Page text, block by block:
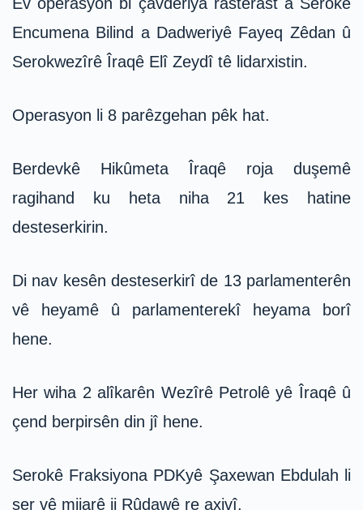
Ev operasyon bi çavdêriya rasterast a Serokê
Encumena Bilind a Dadweriyê Fayeq Zêdan û
Serokwezîrê Îraqê Elî Zeydî tê lidarxistin.
Operasyon li 8 parêzgehan pêk hat.
Berdevkê Hikûmeta Îraqê roja duşemê
ragihand ku heta niha 21 kes hatine
desteserkirin.
Di nav kesên desteserkirî de 13 parlamenterên
vê heyamê û parlamenterekî heyama borî
hene.
Her wiha 2 alîkarên Wezîrê Petrolê yê Îraqê û
çend berpirsên din jî hene.
Serokê Fraksiyona PDKyê Şaxewan Ebdulah li
ser vê mijarê ji Rûdawê re axivî.